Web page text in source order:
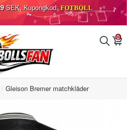
SEK, Kupongkod: FOTBOLL
󰂨 0
󰃦
Gleison Bremer matchkläder